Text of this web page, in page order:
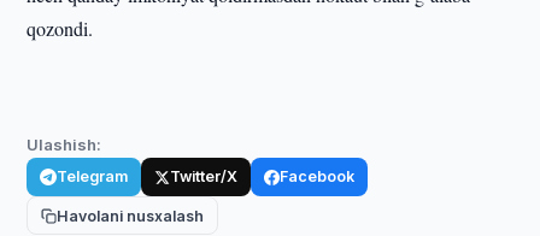
qozondi.
Ulashish:
Telegram Twitter/X Facebook
Havolani nusxalash